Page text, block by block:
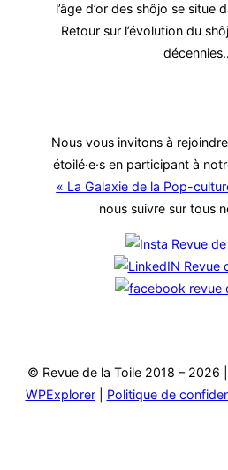
l’âge d’or des shôjo se situe
Retour sur l’évolution du
Nous vous invitons à
étoilé·e·s en participant à
« La Galaxie de la Pop-
nous suivre sur tous
© Revue de la Toile 2018 – 2026
WPExplorer| Politique de